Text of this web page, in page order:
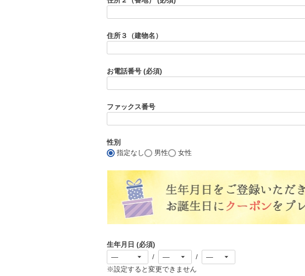
住所３（建物名）
お電話番号 (必須)
ファックス番号
性別
指定なし
男性 女性
生年月日 (必須)
※設定すると変更できません